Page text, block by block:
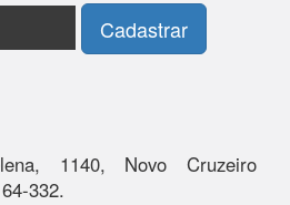
1140, Novo Cruzeiro
332.